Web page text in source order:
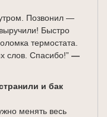
Позвонил —
Быстро
термостата.
слов. Спасибо!” —
и бак
менять весь